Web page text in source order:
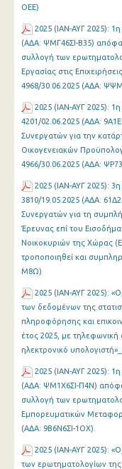
ΟΕΕ)
2025 (ΙΑΝ-ΑΥΓ 2025):
(ΑΔΑ: ΨΜΓ46ΣΙ-Β35)
συλλογή των
Εργασίας στις
4968/30.06.2025 (ΑΔΑ:
2025 (ΙΑΝ-ΑΥΓ 2025):
4201/02.06.2025 (ΑΔΑ:
Συνεργατών για την
Οικογενειακών
4966/30.06.2025 (ΑΔΑ:
2025 (ΙΑΝ-ΑΥΓ 2025):
3810/19.05.2025 (ΑΔΑ:
Συνεργατών για τη
Έρευνας επί του
Νοικοκυριών της Χώρας
τροποποιηθεί και
Μ8Ω)
2025 (ΙΑΝ-ΑΥΓ 2025):
των δεδομένων της
πληροφόρησης και
έτος 2025, με
ηλεκτρονικό
2025 (ΙΑΝ-ΑΥΓ 2025):
(ΑΔΑ: ΨΜ1Χ6ΣΙ-Π4Ν)
συλλογή των
Εμπορευματικών
(ΑΔΑ: 9Β6Ν6ΣΙ-1ΟΧ).
2025 (ΙΑΝ-ΑΥΓ 2025):
των ερωτηματολογίων της